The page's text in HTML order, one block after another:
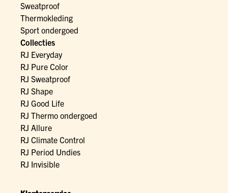
Sweatproof
Thermokleding
Sport ondergoed
Collecties
RJ Everyday
RJ Pure Color
RJ Sweatproof
RJ Shape
RJ Good Life
RJ Thermo ondergoed
RJ Allure
RJ Climate Control
RJ Period Undies
RJ Invisible